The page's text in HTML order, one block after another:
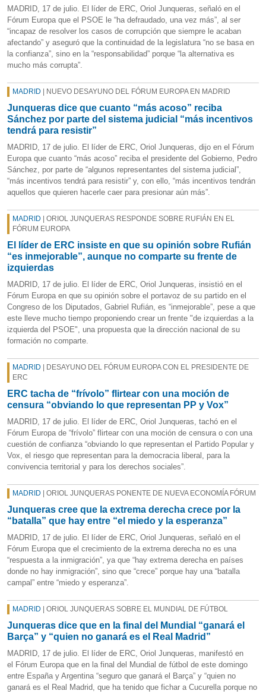
MADRID, 17 de julio. El líder de ERC, Oriol Junqueras, señaló en el
Fórum Europa que el PSOE le “ha defraudado, una vez más”, al ser
“incapaz de resolver los casos de corrupción que siempre le acaban
afectando” y aseguró que la continuidad de la legislatura “no se basa en
la confianza”, sino en la “responsabilidad” porque “la alternativa es
mucho más corrupta”.
MADRID | NUEVO DESAYUNO DEL FÓRUM EUROPA EN MADRID
Junqueras dice que cuanto “más acoso” reciba
Sánchez por parte del sistema judicial “más incentivos
tendrá para resistir”
MADRID, 17 de julio. El líder de ERC, Oriol Junqueras, dijo en el Fórum
Europa que cuanto “más acoso” reciba el presidente del Gobierno, Pedro
Sánchez, por parte de “algunos representantes del sistema judicial”,
“más incentivos tendrá para resistir” y, con ello, “más incentivos tendrán
aquellos que quieren hacerle caer para presionar aún más”.
MADRID | ORIOL JUNQUERAS RESPONDE SOBRE RUFIÁN EN EL
FÓRUM EUROPA
El líder de ERC insiste en que su opinión sobre Rufián
“es inmejorable”, aunque no comparte su frente de
izquierdas
MADRID, 17 de julio. El líder de ERC, Oriol Junqueras, insistió en el
Fórum Europa en que su opinión sobre el portavoz de su partido en el
Congreso de los Diputados, Gabriel Rufián, es “inmejorable”, pese a que
este lleve mucho tiempo proponiendo crear un frente "de izquierdas a la
izquierda del PSOE", una propuesta que la dirección nacional de su
formación no comparte.
MADRID | DESAYUNO DEL FÓRUM EUROPA CON EL PRESIDENTE DE
ERC
ERC tacha de “frívolo” flirtear con una moción de
censura “obviando lo que representan PP y Vox”
MADRID, 17 de julio. El líder de ERC, Oriol Junqueras, tachó en el
Fórum Europa de “frívolo” flirtear con una moción de censura o con una
cuestión de confianza “obviando lo que representan el Partido Popular y
Vox, el riesgo que representan para la democracia liberal, para la
convivencia territorial y para los derechos sociales”.
MADRID | ORIOL JUNQUERAS PONENTE DE NUEVA ECONOMÍA FÓRUM
Junqueras cree que la extrema derecha crece por la
“batalla” que hay entre “el miedo y la esperanza”
MADRID, 17 de julio. El líder de ERC, Oriol Junqueras, señaló en el
Fórum Europa que el crecimiento de la extrema derecha no es una
“respuesta a la inmigración”, ya que “hay extrema derecha en países
donde no hay inmigración”, sino que “crece” porque hay una “batalla
campal” entre “miedo y esperanza”.
MADRID | ORIOL JUNQUERAS SOBRE EL MUNDIAL DE FÚTBOL
Junqueras dice que en la final del Mundial “ganará el
Barça” y “quien no ganará es el Real Madrid”
MADRID, 17 de julio. El líder de ERC, Oriol Junqueras, manifestó en
el Fórum Europa que en la final del Mundial de fútbol de este domingo
entre España y Argentina “seguro que ganará el Barça” y “quien no
ganará es el Real Madrid, que ha tenido que fichar a Cucurella porque no